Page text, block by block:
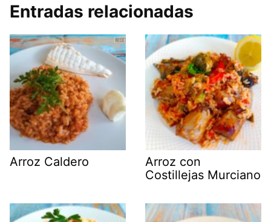
Entradas relacionadas
Arroz Caldero
Arroz con
Costillejas Murciano